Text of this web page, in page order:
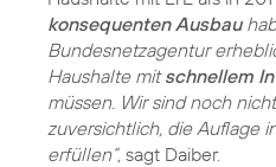
konsequenten Ausbau
Bundesnetzagentur
Haushalte mitschnellem
müssen. Wir sind noch
zuversichtlich, die Auflage
erfüllen“, sagt Daiber.